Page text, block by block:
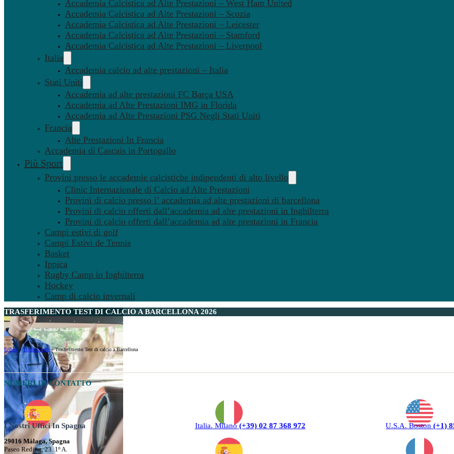
Accademia Calcistica ad Alte Prestazioni – West Ham United
Accademia Calcistica ad Alte Prestazioni – Scozia
Accademia Calcistica ad Alte Prestazioni – Leicester
Accademia Calcistica ad Alte Prestazioni – Stamford
Accademia Calcistica ad Alte Prestazioni – Liverpool
Italia
Accademia calcio ad alte prestazioni – Italia
Stati Uniti
Accademia ad alte prestazioni FC Barça USA
Accademia ad Alte Prestazioni IMG in Florida
Accademia ad Alte Prestazioni PSG Negli Stati Uniti
Francia
Alte Prestazioni In Francia
Accademia di Cascais in Portogallo
Più Sport
Provini presso le accademie calcistiche indipendenti di alto livello
Clinic Internazionale di Calcio ad Alte Prestazioni
Provini di calcio presso l’ accademia ad alte prestazioni di barcellona
Provini di calcio offerti dall’accademia ad alte prestazioni in Inghilterra
Provini di calcio offerti dall’accademia ad alte prestazioni in Francia
Campi estivi di golf
Campi Estivi de Tennis
Basket
Ippica
Rugby Camp in Inghilterra
Hockey
Camp di calcio invernali
TRASFERIMENTO TEST DI CALCIO A BARCELLONA 2026
Ertheo »Trasferimenti»Trasferimento Test di calcio a Barcellona
NUMERI DI CONTATTO
I Nostri Uffici In Spagna
29016 Málaga, Spagna
Paseo Reding, 23. 1º A.
Italia. Milano(+39) 02 87 368 972 U.S.A. Boston(+1)